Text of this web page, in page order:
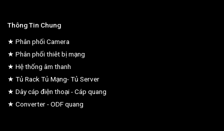
Thông Tin Chung
★ Phân phối Camera
★ Phân phối thiêt bị mạng
★ Hệ thống âm thanh
★ Tủ Rack Tủ Mạng- Tủ Server
★ Dây cáp điện thoại - Cáp quang
★ Converter - ODF quang